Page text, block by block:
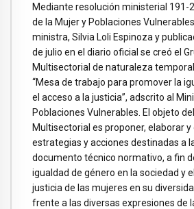
Mediante resolución ministerial 191-
de la Mujer y Poblaciones
ministra, Silvia Loli Espinoza y
de julio en el diario oficial se creó el
Multisectorial de naturaleza
“Mesa de trabajo para promover la
el acceso a la justicia”, adscrito al
Poblaciones Vulnerables. El objeto
Multisectorial es proponer, elaborar
estrategias y acciones destinadas a
documento técnico normativo, a fin
igualdad de género en la sociedad y
justicia de las mujeres en su
frente a las diversas expresiones de